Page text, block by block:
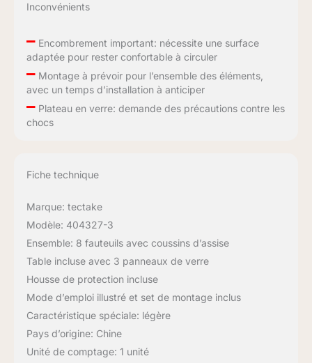
Inconvénients
–Encombrement important: nécessite une surface
adaptée pour rester confortable à circuler
–Montage à prévoir pour l’ensemble des éléments,
avec un temps d’installation à anticiper
–Plateau en verre: demande des précautions contre les
chocs
Fiche technique
Marque: tectake
Modèle: 404327-3
Ensemble: 8 fauteuils avec coussins d’assise
Table incluse avec 3 panneaux de verre
Housse de protection incluse
Mode d’emploi illustré et set de montage inclus
Caractéristique spéciale: légère
Pays d’origine: Chine
Unité de comptage: 1 unité